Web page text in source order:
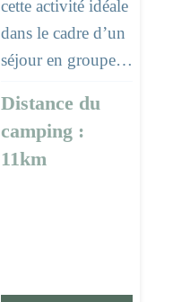
cette activité idéale
dans le cadre d’un
séjour en groupe…
Distance du
camping :
11km